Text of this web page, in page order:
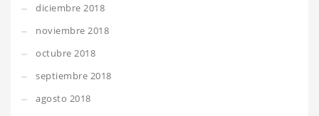
diciembre 2018
noviembre 2018
octubre 2018
septiembre 2018
agosto 2018